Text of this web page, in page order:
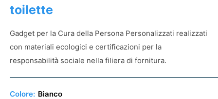
toilette
Gadget per la Cura della Persona Personalizzati realizzati
con materiali ecologici e certificazioni per la
responsabilità sociale nella filiera di fornitura.
Colore: Bianco